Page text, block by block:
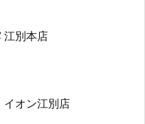
江別本店
イオン江別店